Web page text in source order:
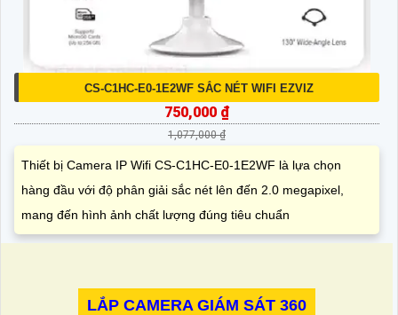
CS-C1HC-E0-1E2WF SẮC NÉT WIFI EZVIZ
750,000 ₫
1,077,000 ₫
Thiết bị Camera IP Wifi CS-C1HC-E0-1E2WF là lựa chọn
hàng đầu với độ phân giải sắc nét lên đến 2.0 megapixel,
mang đến hình ảnh chất lượng đúng tiêu chuẩn
LẮP CAMERA GIÁM SÁT 360